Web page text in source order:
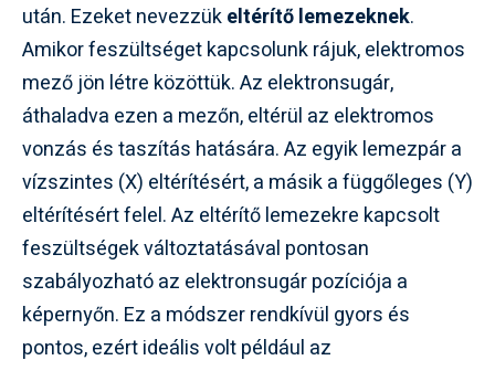
után. Ezeket nevezzükeltérítő lemezeknek.
Amikor feszültséget kapcsolunk rájuk, elektromos
mező jön létre közöttük. Az elektronsugár,
áthaladva ezen a mezőn, eltérül az elektromos
vonzás és taszítás hatására. Az egyik lemezpár a
vízszintes (X) eltérítésért, a másik a függőleges (Y)
eltérítésért felel. Az eltérítő lemezekre kapcsolt
feszültségek változtatásával pontosan
szabályozható az elektronsugár pozíciója a
képernyőn. Ez a módszer rendkívül gyors és
pontos, ezért ideális volt például az